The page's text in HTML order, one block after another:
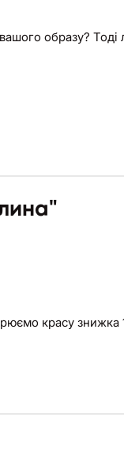
образу?
красу знижка